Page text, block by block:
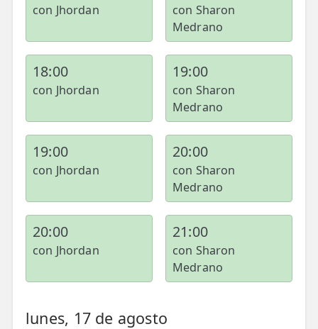
con Jhordan
con Sharon
Medrano
18:00
con Jhordan
19:00
con Sharon
Medrano
19:00
con Jhordan
20:00
con Sharon
Medrano
20:00
con Jhordan
21:00
con Sharon
Medrano
lunes, 17 de agosto